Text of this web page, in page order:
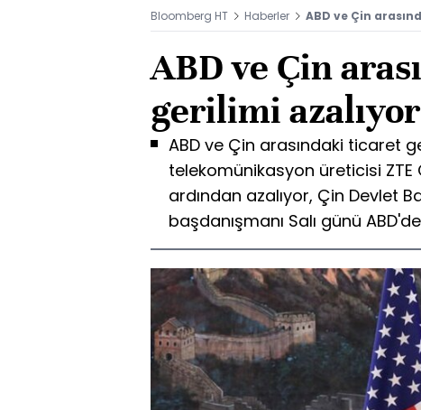
Bloomberg HT Haberler ABD ve Çin
ABD ve Çin
gerilimi azalıyor
ABD ve Çin arasındaki ticaret
telekomünikasyon üreticisi ZTE
ardından azalıyor, Çin Devlet
başdanışmanı Salı günü